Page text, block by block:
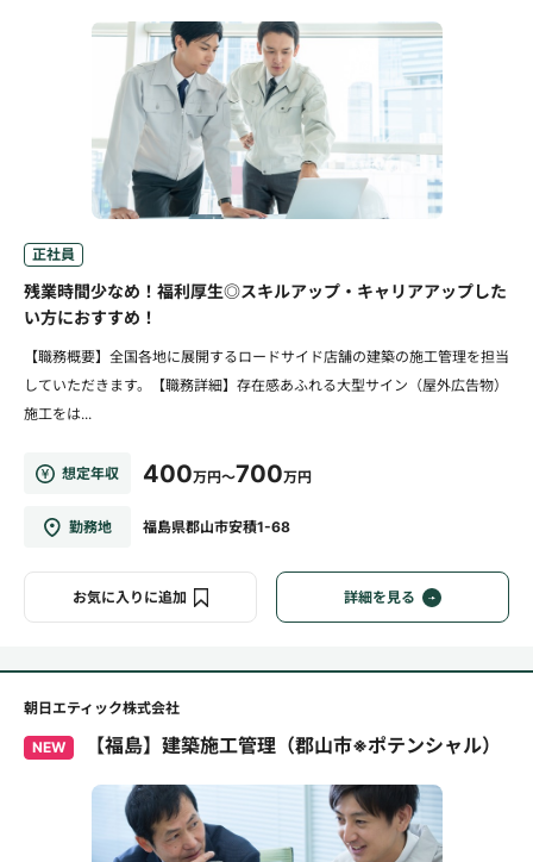
正社員
残業時間少なめ！福利厚生◎スキルアップ・キャリアアップした
い方におすすめ！
【職務概要】全国各地に展開するロードサイド店舗の建築の施工管理を担当
していただきます。【職務詳細】存在感あふれる大型サイン（屋外広告物）
施工をは...
想定年収 400万円～700万円
勤務地 福島県郡山市安積1-68
お気に入りに追加 詳細を見る
朝日エティック株式会社
NEW 【福島】建築施工管理（郡山市※ポテンシャル）